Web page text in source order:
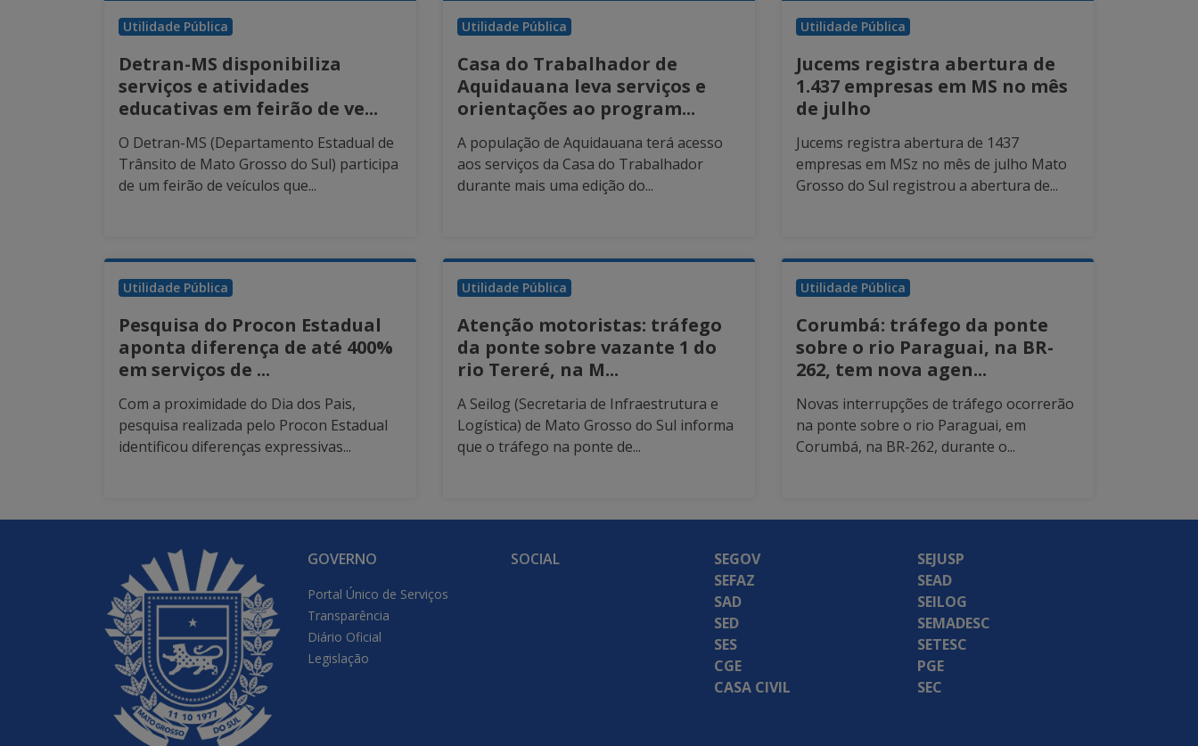
Utilidade Pública
Detran-MS disponibiliza
serviços e atividades
educativas em feirão de ve...
O Detran-MS (Departamento Estadual de
Trânsito de Mato Grosso do Sul) participa
de um feirão de veículos que...
Utilidade Pública
Casa do Trabalhador de
Aquidauana leva serviços e
orientações ao program...
A população de Aquidauana terá acesso
aos serviços da Casa do Trabalhador
durante mais uma edição do...
Utilidade Pública
Jucems registra abertura de
1.437 empresas em MS no mês
de julho
Jucems registra abertura de 1437
empresas em MSz no mês de julho Mato
Grosso do Sul registrou a abertura de...
Utilidade Pública
Pesquisa do Procon Estadual
aponta diferença de até 400%
em serviços de ...
Com a proximidade do Dia dos Pais,
pesquisa realizada pelo Procon Estadual
identificou diferenças expressivas...
Utilidade Pública
Atenção motoristas: tráfego
da ponte sobre vazante 1 do
rio Tereré, na M...
A Seilog (Secretaria de Infraestrutura e
Logística) de Mato Grosso do Sul informa
que o tráfego na ponte de...
Utilidade Pública
Corumbá: tráfego da ponte
sobre o rio Paraguai, na BR-
262, tem nova agen...
Novas interrupções de tráfego ocorrerão
na ponte sobre o rio Paraguai, em
Corumbá, na BR-262, durante o...
GOVERNO
Portal Único de Serviços
Transparência
Diário Oficial
Legislação
SOCIAL
SEGOV
SEFAZ
SAD
SED
SES
CGE
CASA CIVIL
SEJUSP
SEAD
SEILOG
SEMADESC
SETESC
PGE
SEC